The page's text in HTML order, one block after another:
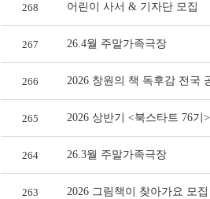
268 어린이 사서 & 기자단 모집
267 26.4월 주말가족극장
266 2026 창원의 책 독후감 전국
265 2026 상반기 <북스타트 76기
264 26.3월 주말가족극장
263 2026 그림책이 찾아가요 모집